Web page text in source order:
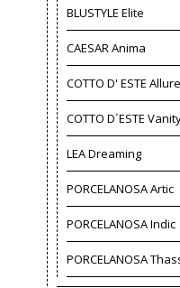
BLUSTYLE Elite
CAESAR Anima
COTTO D' ESTE Allure
COTTO D´ESTE
LEA Dreaming
PORCELANOSA Artic
PORCELANOSA Indic
PORCELANOSA